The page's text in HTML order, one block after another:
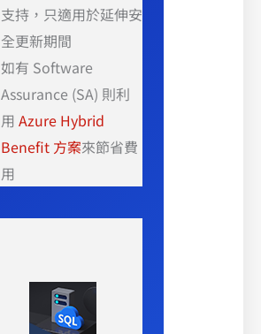
支持，只適用於延伸安
全更新期間
如有 Software
Assurance (SA) 則利
用 Azure Hybrid
Benefit 方案來節省費
用